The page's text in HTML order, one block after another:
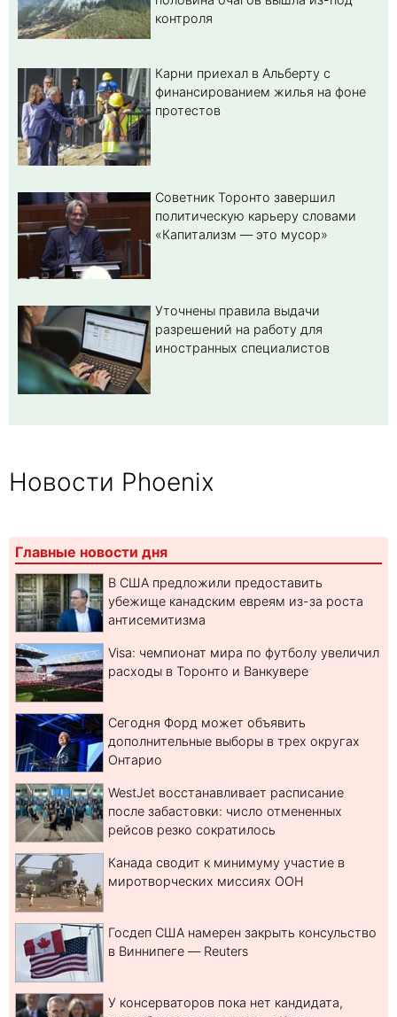
контроля
Карни приехал в Альберту с
финансированием жилья на фоне
протестов
Советник Торонто завершил
политическую карьеру словами
«Капитализм — это мусор»
Уточнены правила выдачи
разрешений на работу для
иностранных специалистов
Новости Phoenix
Главные новости дня
В США предложили предоставить
убежище канадским евреям из-за роста
антисемитизма
Visa: чемпионат мира по футболу увеличил
расходы в Торонто и Ванкувере
Сегодня Форд может объявить
дополнительные выборы в трех округах
Онтарио
WestJet восстанавливает расписание
после забастовки: число отмененных
рейсов резко сократилось
Канада сводит к минимуму участие в
миротворческих миссиях ООН
Госдеп США намерен закрыть консульство
в Виннипеге — Reuters
У консерваторов пока нет кандидата,